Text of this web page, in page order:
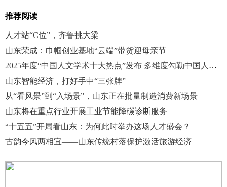
推荐阅读
人才站“C位”，齐鲁挑大梁
山东荣成：巾帼创业基地“云端”带货迎母亲节
2025年度“中国人文学术十大热点”发布 多维度勾勒中国人文学术图景
山东智能经济，打好手中“三张牌”
从“看风景”到“入场景”，山东正在批量制造消费新场景
山东将在重点行业开展工业节能降碳诊断服务
“十五五”开局看山东：为何此时举办这场人才盛会？
古韵今风两相宜——山东传统村落保护激活旅游经济